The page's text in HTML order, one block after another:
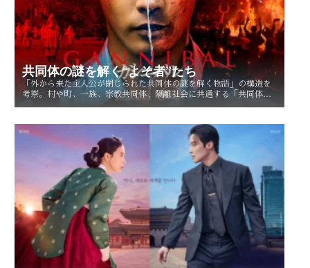
共同体の謎を解く“よそ者”たち
「外から来た主人公が閉じられた共同体の謎を解く物語」の構造を
考察。村や町、一族、宗教共同体、隔離社会に共通する「共同体の